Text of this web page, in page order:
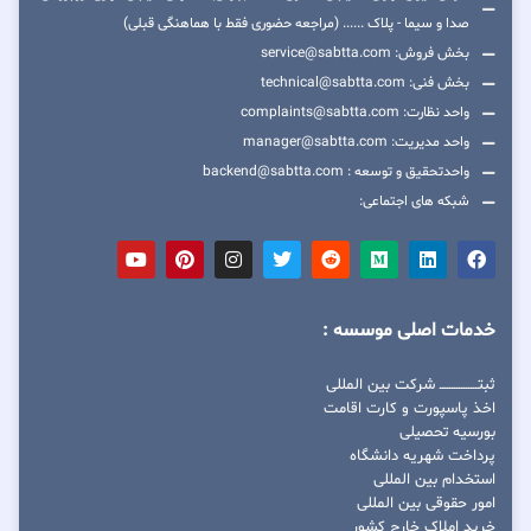
صدا و سیما - پلاک ...... (مراجعه حضوری فقط با هماهنگی قبلی)
بخش فروش: service@sabtta.com
بخش فنی: technical@sabtta.com
واحد نظارت: complaints@sabtta.com
واحد مدیریت: manager@sabtta.com
واحدتحقیق و توسعه : backend@sabtta.com
شبکه های اجتماعی:
خدمات اصلی موسسه :
ثبتــــــــــــــــ شرکت بین المللی
اخذ پاسپورت و کارت اقامت
بورسیه تحصیلی
پرداخت شهریه دانشگاه
استخدام بین المللی
امور حقوقی بین المللی